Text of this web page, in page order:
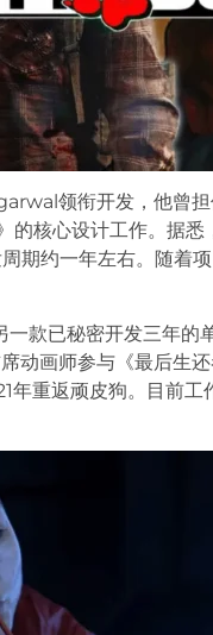
领衔开发，他曾
核心设计工作。据
期约一年左右。随着
款已秘密开发三年的
动画师参与《最后生
年重返顽皮狗。目前